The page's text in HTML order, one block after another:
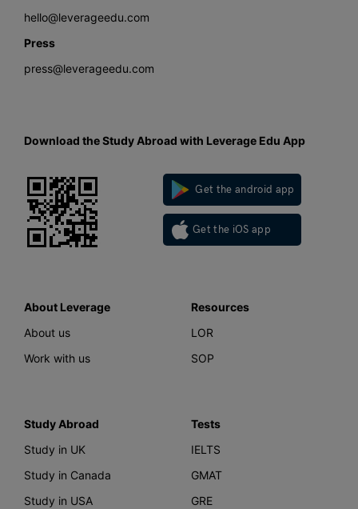
hello@leverageedu.com
Press
press@leverageedu.com
Download the Study Abroad with Leverage Edu App
Get the android app
Get the iOS app
About Leverage
About us
Work with us
Resources
LOR
SOP
Study Abroad
Study in UK
Study in Canada
Study in USA
Tests
IELTS
GMAT
GRE